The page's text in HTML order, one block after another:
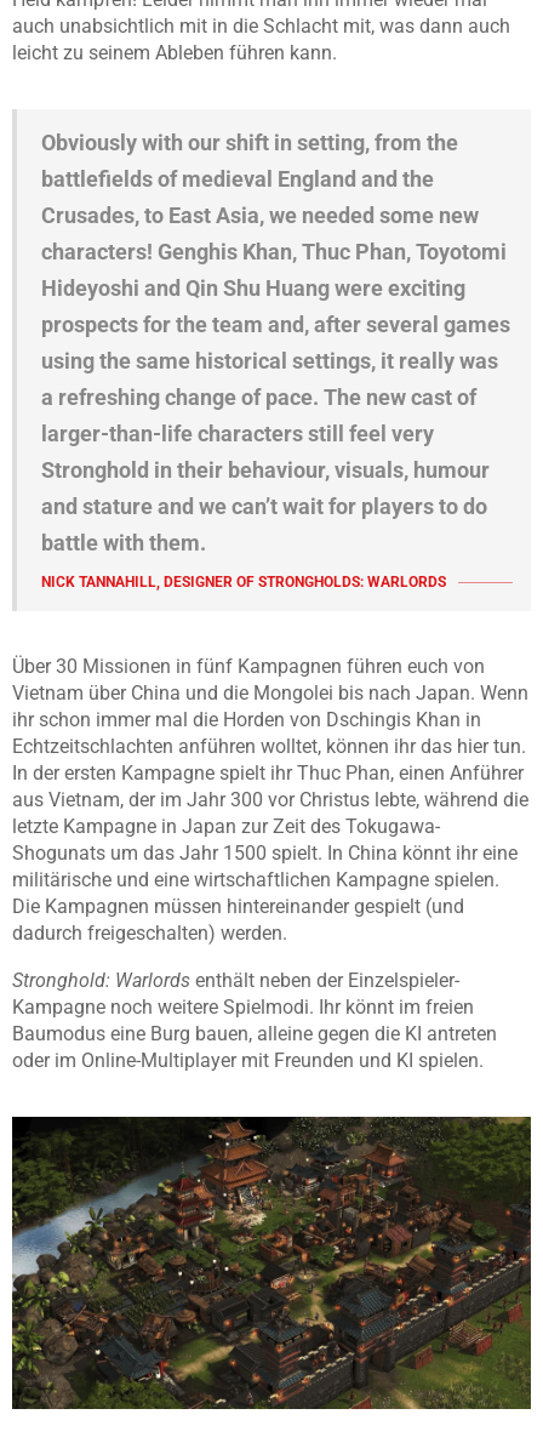
auch unabsichtlich mit in die Schlacht mit, was dann auch
leicht zu seinem Ableben führen kann.
Obviously with our shift in setting, from the
battlefields of medieval England and the
Crusades, to East Asia, we needed some new
characters! Genghis Khan, Thuc Phan, Toyotomi
Hideyoshi and Qin Shu Huang were exciting
prospects for the team and, after several games
using the same historical settings, it really was
a refreshing change of pace. The new cast of
larger-than-life characters still feel very
Stronghold in their behaviour, visuals, humour
and stature and we can’t wait for players to do
battle with them.
NICK TANNAHILL, DESIGNER OF STRONGHOLDS: WARLORDS
Über 30 Missionen in fünf Kampagnen führen euch von
Vietnam über China und die Mongolei bis nach Japan. Wenn
ihr schon immer mal die Horden von Dschingis Khan in
Echtzeitschlachten anführen wolltet, können ihr das hier tun.
In der ersten Kampagne spielt ihr Thuc Phan, einen Anführer
aus Vietnam, der im Jahr 300 vor Christus lebte, während die
letzte Kampagne in Japan zur Zeit des Tokugawa-
Shogunats um das Jahr 1500 spielt. In China könnt ihr eine
militärische und eine wirtschaftlichen Kampagne spielen.
Die Kampagnen müssen hintereinander gespielt (und
dadurch freigeschalten) werden.
Stronghold: Warlords enthält neben der Einzelspieler-
Kampagne noch weitere Spielmodi. Ihr könnt im freien
Baumodus eine Burg bauen, alleine gegen die KI antreten
oder im Online-Multiplayer mit Freunden und KI spielen.